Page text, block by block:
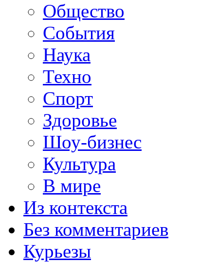
Общество
События
Наука
Техно
Спорт
Здоровье
Шоу-бизнес
Культура
В мире
Из контекста
Без комментариев
Курьезы